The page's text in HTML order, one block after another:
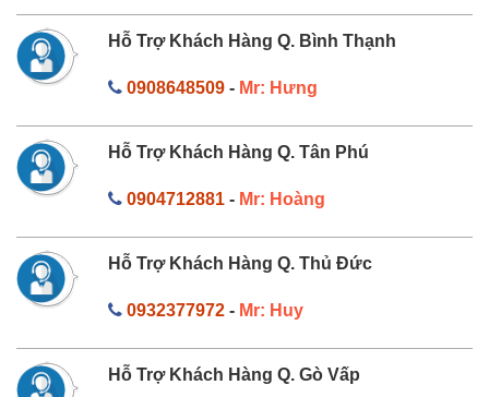
Hỗ Trợ Khách Hàng Q. Bình Thạnh
0908648509- Mr: Hưng
Hỗ Trợ Khách Hàng Q. Tân Phú
0904712881- Mr: Hoàng
Hỗ Trợ Khách Hàng Q. Thủ Đức
0932377972- Mr: Huy
Hỗ Trợ Khách Hàng Q. Gò Vấp